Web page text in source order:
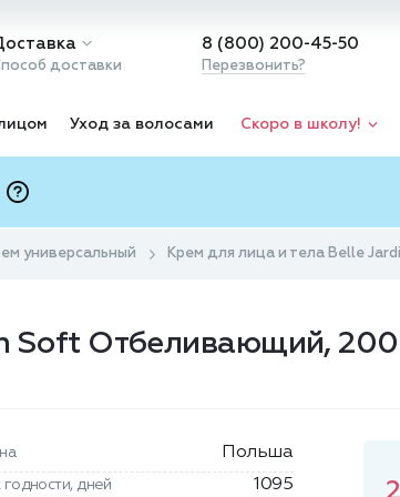
доставки
8 (800) 200-45-50
Перезвонить?
Уход за волосами Скоро в школу!
универсальный Крем для лица и тела Belle
Soft Отбеливающий,
Польша
годности, дней 1095